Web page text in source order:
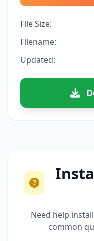
File Size:
Filename:
Updated:
Need help
common